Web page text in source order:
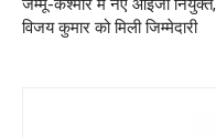
जम्मू-कश्मीर में नए आईजी नियुक्त,
विजय कुमार को मिली जिम्मेदारी